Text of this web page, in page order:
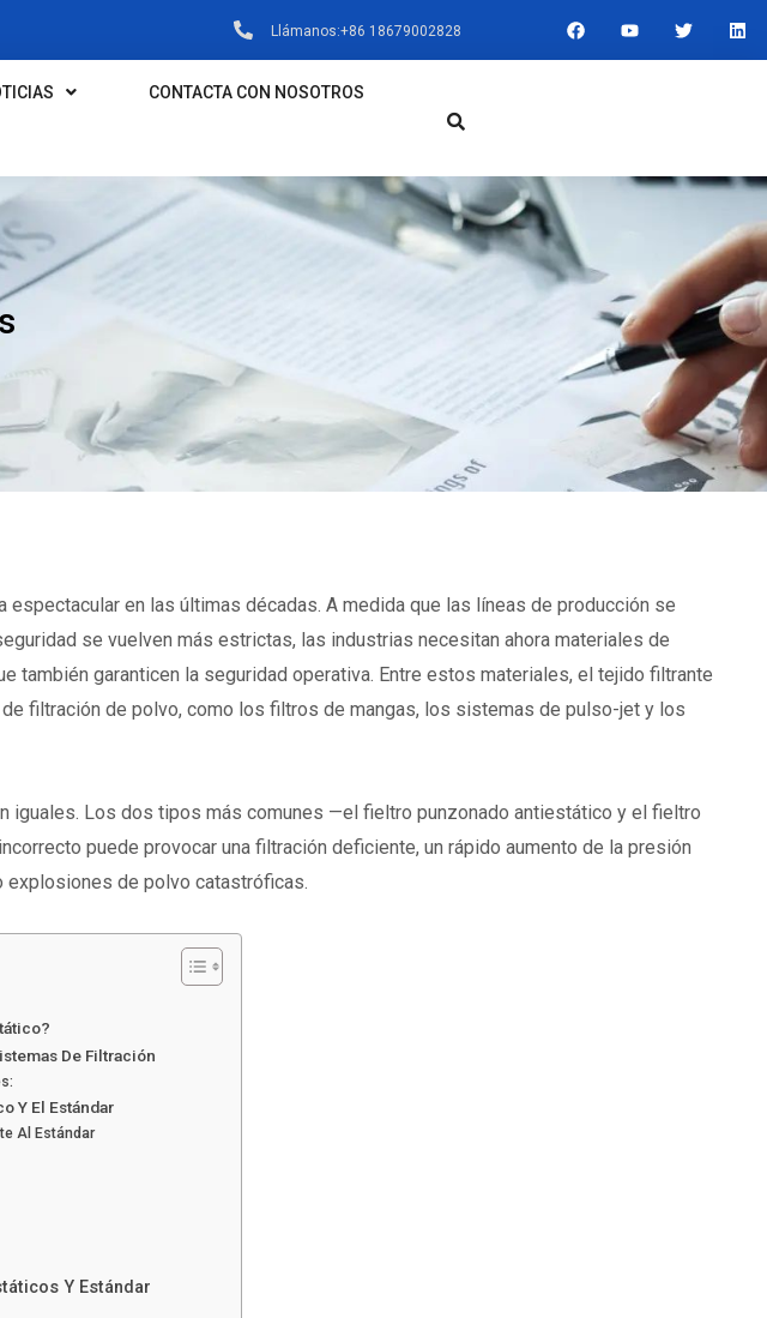
Llámanos:+86 18679002828
F
A
C
Y
O
U
T
W
I
L
I
N
CONTACTA CON NOSOTROS
en las últimas décadas. A medida que las líneas de producción se
se vuelven más estrictas, las industrias necesitan ahora materiales de
también garanticen la seguridad operativa. Entre estos materiales,el tejido filtrante
filtración de polvo, como los filtros de mangas, los sistemas de pulso-jet y los
iguales. Los dos tipos más comunes —el fieltro punzonado antiestático y el fieltro
puede provocar una filtración deficiente, un rápido aumento de la presión
explosiones de polvo catastróficas.
De Filtración
Y El Estándar
Al Estándar
Y Estándar